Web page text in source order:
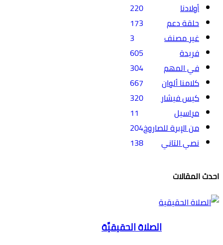
أولادنا
220
حلقة دعم
173
غير مصنف
3
فريدة
605
في المهم
304
كلامنا ألوان
667
كيس فيشار
320
مراسيل
11
من الإبرة للصاروخ204
نصي التاني
138
احدث المقالات
الصلاة الحقيقيَّة